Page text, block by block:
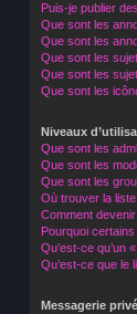
Puis-je publier
Que sont les
Que sont les
Que sont les
Que sont les
Que sont les
Niveaux
Que sont les
Que sont les
Que sont les
Où trouver la
Comment
Pourquoi
Qu’est-ce qu’un
Qu’est-ce que le
Messagerie